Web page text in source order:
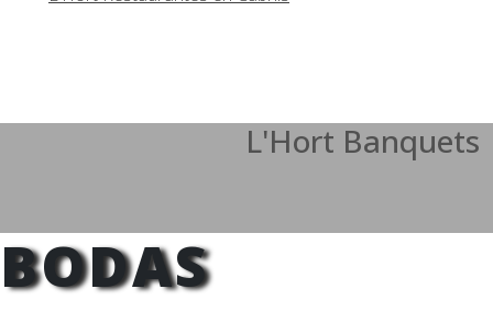
L'Hort Banquets
BODAS